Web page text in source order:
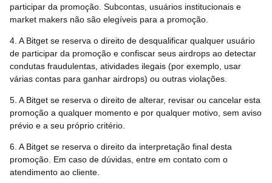
participar da promoção. Subcontas, usuários institucionais e
market makers não são elegíveis para a promoção.
4. A Bitget se reserva o direito de desqualificar qualquer usuário
de participar da promoção e confiscar seus airdrops ao detectar
condutas fraudulentas, atividades ilegais (por exemplo, usar
várias contas para ganhar airdrops) ou outras violações.
5. A Bitget se reserva o direito de alterar, revisar ou cancelar esta
promoção a qualquer momento e por qualquer motivo, sem aviso
prévio e a seu próprio critério.
6. A Bitget se reserva o direito da interpretação final desta
promoção. Em caso de dúvidas, entre em contato com o
atendimento ao cliente.